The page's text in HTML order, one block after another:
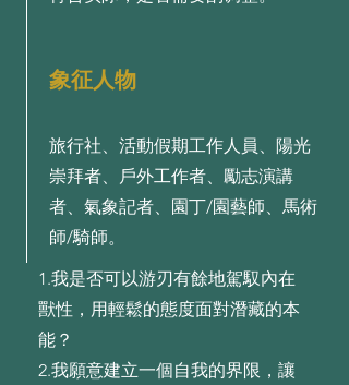
象征人物
旅行社、活動假期工作人員、陽光
崇拜者、戶外工作者、勵志演講
者、氣象記者、園丁/園藝師、馬術
師/騎師。
1.我是否可以游刃有餘地駕馭內在
獸性，⽤輕鬆的態度⾯對潛藏的本
能？
2.我願意建⽴⼀個⾃我的界限，讓